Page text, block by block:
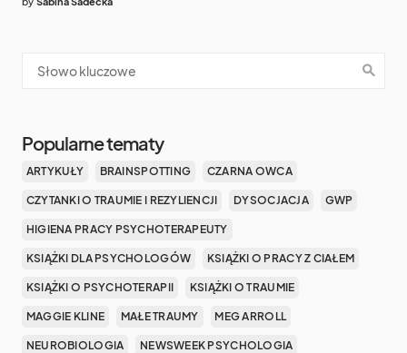
Popularne tematy
ARTYKUŁY BRAINSPOTTING CZARNA OWCA
CZYTANKI O TRAUMIE I REZYLIENCJI DYSOCJACJA GWP
HIGIENA PRACY PSYCHOTERAPEUTY
KSIĄŻKI DLA PSYCHOLOGÓW KSIĄŻKI O PRACY Z CIAŁEM
KSIĄŻKI O PSYCHOTERAPII KSIĄŻKI O TRAUMIE
MAGGIE KLINE MAŁE TRAUMY MEG ARROLL
NEUROBIOLOGIA NEWSWEEK PSYCHOLOGIA